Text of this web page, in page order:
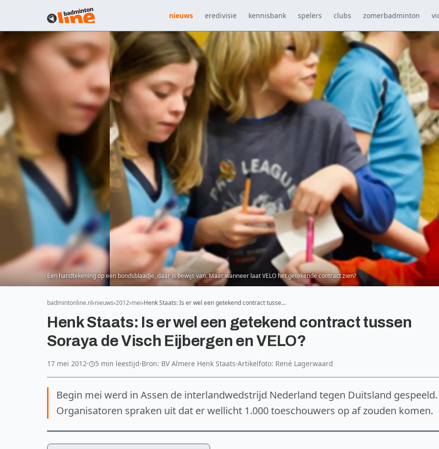
nieuws eredivisie kennisbank spelers clubs zomerbadminton
Een handtekening op een bondsblaadje, daar is bewijs van. Maar wanneer laat VELO het getekende contract zien?
badmintonline.nl nieuws 2012 mei Henk Staats: Is er wel een getekend contract tusse…
Henk Staats: Is er wel een getekend contract tussen
Soraya de Visch Eijbergen en VELO?
17 mei 2012· 5 min leestijd·Bron: BV Almere Henk Staats·Artikelfoto: René Lagerwaard
Begin mei werd in Assen de interlandwedstrijd Nederland tegen Duitsland gespeeld.
Organisatoren spraken uit dat er wellicht 1.000 toeschouwers op af zouden komen.